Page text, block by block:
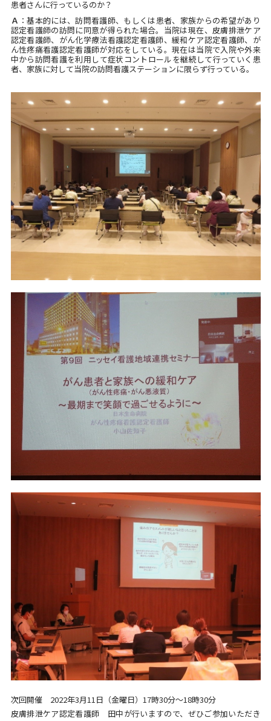
患者さんに行っているのか？
Ａ ：基本的には、訪問看護師、もしくは患者、家族からの希望があり
認定看護師の訪問に同意が得られた場合。当院は現在、皮膚排泄ケア
認定看護師、がん化学療法看護認定看護師、緩和ケア認定看護師、が
ん性疼痛看護認定看護師が対応をしている。現在は当院で入院や外来
中から訪問看護を利用して症状コントロールを継続して行っていく患
者、家族に対して当院の訪問看護ステーションに限らず行っている。
次回開催 2022年3月11日（金曜日）17時30分～18時30分
皮膚排泄ケア認定看護師 田中が行いますので、ぜひご参加いただき